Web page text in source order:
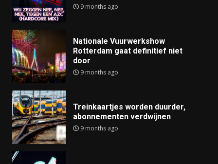
9 months ago
Nationale Vuurwerkshow
Rotterdam gaat definitief niet
door
9 months ago
Treinkaartjes worden duurder,
abonnementen verdwijnen
9 months ago